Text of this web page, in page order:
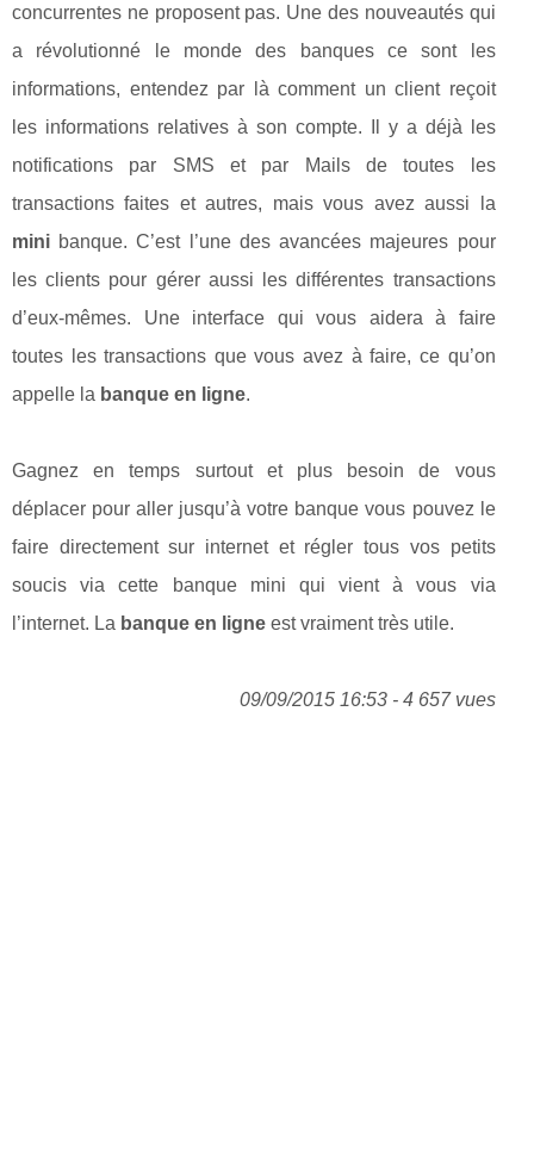
concurrentes ne proposent pas. Une des nouveautés qui
a révolutionné le monde des banques ce sont les
informations, entendez par là comment un client reçoit
les informations relatives à son compte. Il y a déjà les
notifications par SMS et par Mails de toutes les
transactions faites et autres, mais vous avez aussi la
mini banque. C’est l’une des avancées majeures pour
les clients pour gérer aussi les différentes transactions
d’eux-mêmes. Une interface qui vous aidera à faire
toutes les transactions que vous avez à faire, ce qu’on
appelle la banque en ligne.
Gagnez en temps surtout et plus besoin de vous
déplacer pour aller jusqu’à votre banque vous pouvez le
faire directement sur internet et régler tous vos petits
soucis via cette banque mini qui vient à vous via
l’internet. La banque en ligne est vraiment très utile.
09/09/2015 16:53 - 4 657 vues